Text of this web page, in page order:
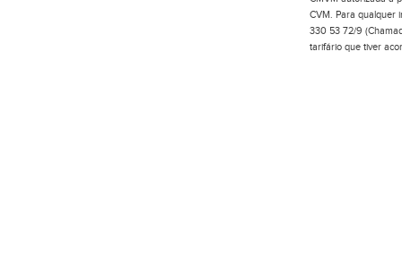
CVM. Para qualquer
330 53 72/9
tarifário que tiver